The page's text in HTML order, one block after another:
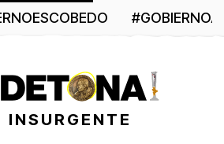
INSURGENTE